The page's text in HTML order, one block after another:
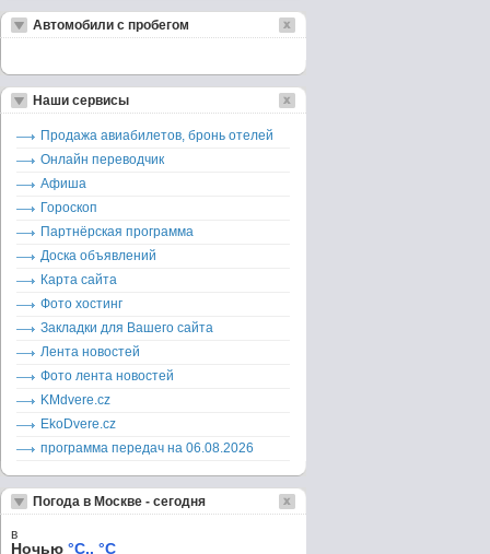
Автомобили с пробегом
Наши сервисы
Продажа авиабилетов, бронь отелей
Онлайн переводчик
Афиша
Гороскоп
Партнёрская программа
Доска объявлений
Карта сайта
Фото хостинг
Закладки для Вашего сайта
Лента новостей
Фото лента новостей
KMdvere.cz
EkoDvere.cz
программа передач на 06.08.2026
Погода в Москве - сегодня
в
Ночью °C.. °C